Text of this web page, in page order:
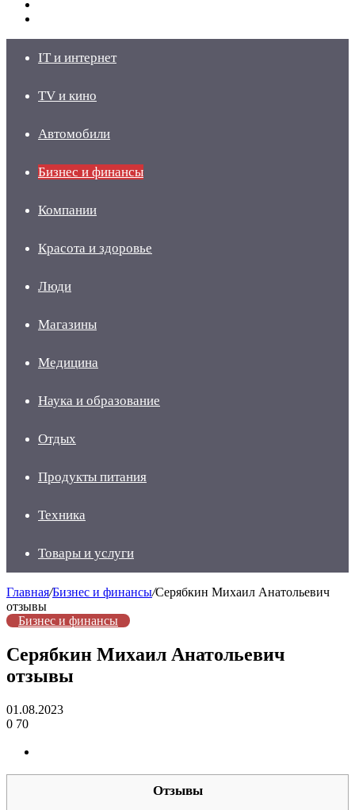
IT и интернет
TV и кино
Автомобили
Бизнес и финансы
Компании
Красота и здоровье
Люди
Магазины
Медицина
Наука и образование
Отдых
Продукты питания
Техника
Товары и услуги
Главная/Бизнес и финансы/Серябкин Михаил Анатольевич
отзывы
Бизнес и финансы
Серябкин Михаил Анатольевич
отзывы
01.08.2023
0 70
Отзывы